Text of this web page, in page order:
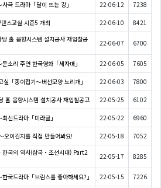
극 드라마「달이 뜨는 강」 22-06-12 7238
스교실 시즌5 개최 22-06-10 8421
홀 음향시스템 설치공사 재입찰공
22-06-07 6700
소리 주연 한국영화「세자매」 22-06-05 7605
실「종이접기〜버선모양 노리개」 22-06-03 7800
홀 음향시스템 설치공사 재입찰공고 22-05-25 6102
신드라마「미라클」 22-05-22 6960
오이김치를 직접 만들어봐요! 22-05-18 7052
한국의 역사(삼국・조선시대) Part2
22-05-17 8285
국드라마「브람스를 좋아하세요?」 22-05-15 7226